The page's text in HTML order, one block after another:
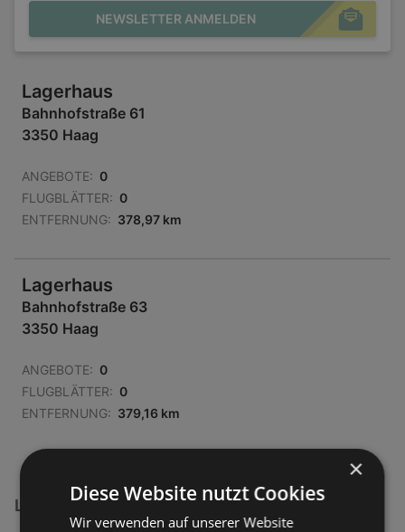
NEWSLETTER ANMELDEN
Lagerhaus
Bahnhofstraße 61
3350 Haag
ANGEBOTE: 0
FLUGBLÄTTER: 0
ENTFERNUNG: 378,97 km
Lagerhaus
Bahnhofstraße 63
3350 Haag
ANGEBOTE: 0
FLUGBLÄTTER: 0
ENTFERNUNG: 379,16 km
Lagerhaus Filialen in:
×
Diese Website nutzt Cookies
Wir verwenden auf unserer Website